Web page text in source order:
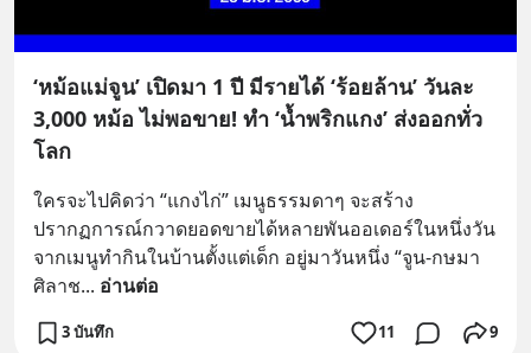
‘หม้อแม่จูน’ เปิดมา 1 ปี มีรายได้ ‘ร้อยล้าน’ วันละ
3,000 หม้อ ไม่พอขาย! ทำ ‘น้ำพริกแกง’ ส่งออกทั่ว
โลก
ใครจะไปคิดว่า “แกงไก่” เมนูธรรมดาๆ จะสร้าง
ปรากฏการณ์กวาดยอดขายได้หลายพันออเดอร์ในหนึ่งวัน
จากเมนูทำกินในบ้านตั้งแต่เด็ก อยู่มาวันหนึ่ง “จูน-กษมา
ศิลาช... อ่านต่อ
3 บันทึก 11 9